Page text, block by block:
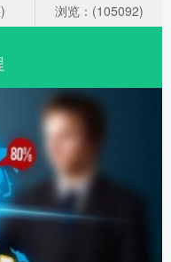
浏览：(105092)